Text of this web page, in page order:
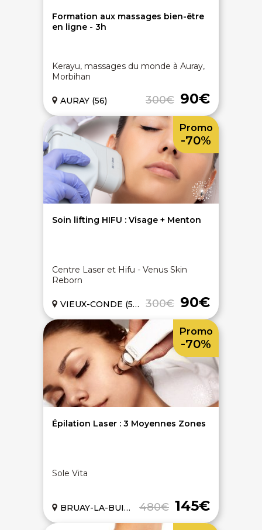
Formation aux massages bien-être
en ligne - 3h
Kerayu, massages du monde à Auray,
Morbihan
300€ 90€
AURAY (56)
Soin lifting HIFU : Visage + Menton
Centre Laser et Hifu - Venus Skin
Reborn
300€ 90€
VIEUX-CONDE (59)
Promo
-70%
Épilation Laser : 3 Moyennes Zones
Sole Vita
480€ 145€
BRUAY-LA-BUISSIERE (62)
Promo
-70%